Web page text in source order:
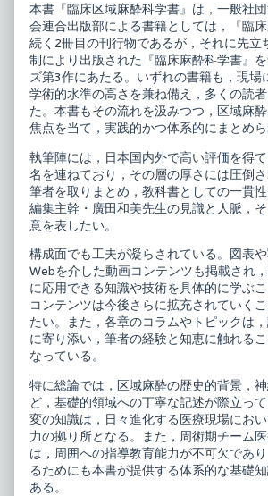
本書『臨床区域麻酔科学書』は，一般社
会連合出版部による書籍としては，『臨
続く2冊目の刊行物であるが，それに先立
制により出版された『臨床麻酔科学書』
ズ第3作にあたる。いずれの書籍も，現場
学術的水準の高さを兼ね備え，多くの読
た。本書もその流れを汲みつつ，区域麻
焦点を当て，実践的かつ体系的にまとめら
執筆陣には，日本国内外で高い評価を得
名を連ねており，その層の厚さには圧倒
筆者を取りまとめ，教科書としての一貫
編集主幹・廣田和美先生の見識と人脈，
意を表したい。
構成面でも工夫が凝らされている。図表や
Webを介した動画コンテンツも掲載され
に応用できる知識や技術を具体的に学ぶ
コンテンツは今後さらに拡充されていく
たい。また，各章のコラムやトピックは
に寄り添い，筆者の経験と知恵に触れる
なっている。
特に総論では，区域麻酔の歴史的背景，
ど，基礎的領域への丁寧な記述が際立っ
変の知識は，日々進化する医療現場にお
力の拠り所となる。また，周術期チーム
は，周囲への指導教育能力が不可欠であ
るためにも本書が提供する体系的な基礎
ある。